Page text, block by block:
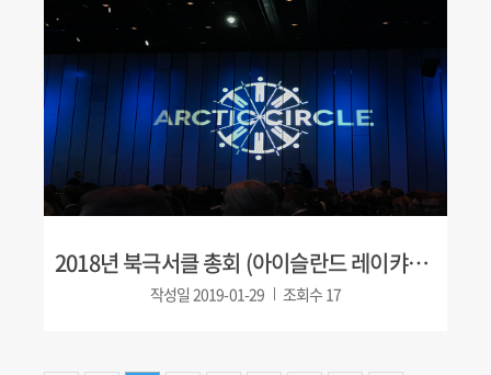
2018년 북극서클 총회 (아이슬란드 레이캬비크)
작성일 2019-01-29 조회수 17